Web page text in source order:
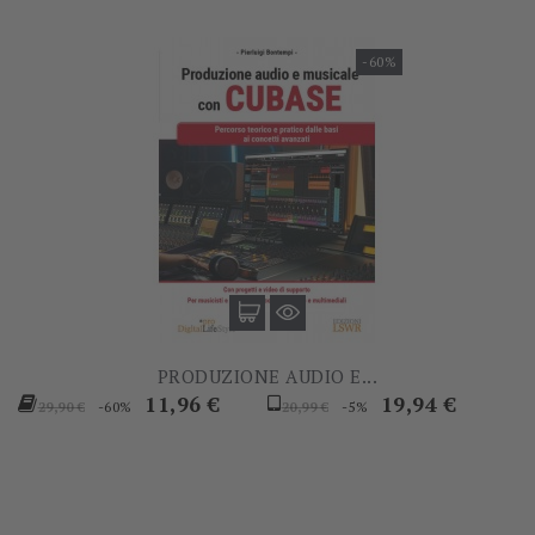
-60%
PRODUZIONE AUDIO E...
Prezzo
29,90 € -60% Prezzo
11,96 €
Prezzo
20,99 € -5% Prezzo
19,94 €